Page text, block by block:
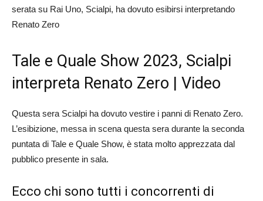
serata su Rai Uno, Scialpi, ha dovuto esibirsi interpretando
Renato Zero
Tale e Quale Show 2023, Scialpi
interpreta Renato Zero | Video
Questa sera Scialpi ha dovuto vestire i panni di Renato Zero.
L’esibizione, messa in scena questa sera durante la seconda
puntata di Tale e Quale Show, è stata molto apprezzata dal
pubblico presente in sala.
Ecco chi sono tutti i concorrenti di